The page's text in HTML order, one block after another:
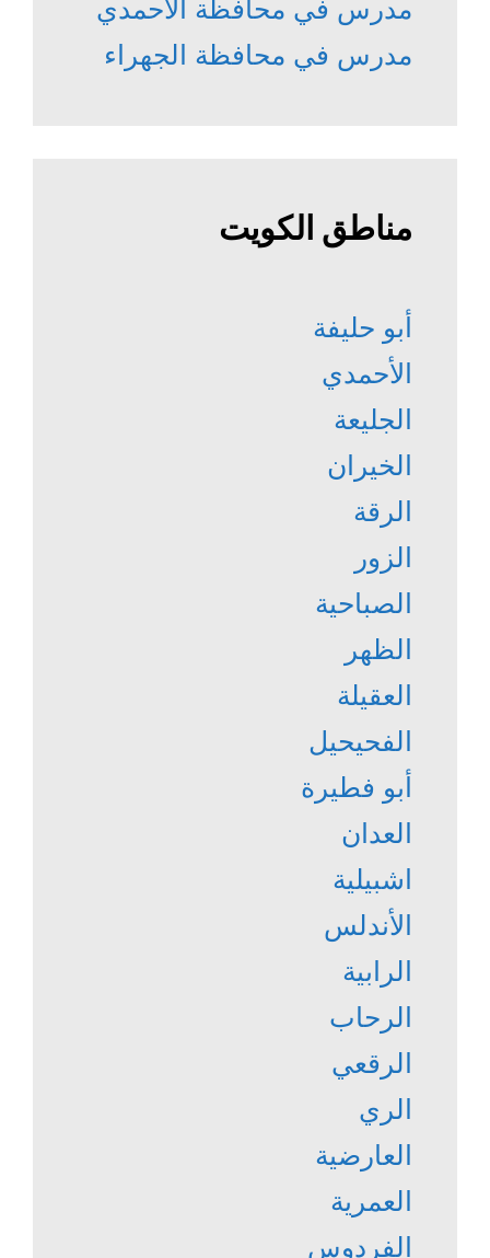
مدرس في محافظة الأحمدي
مدرس في محافظة الجهراء
مناطق الكويت
أبو حليفة
الأحمدي
الجليعة
الخيران
الرقة
الزور
الصباحية
الظهر
العقيلة
الفحيحيل
أبو فطيرة
العدان
اشبيلية
الأندلس
الرابية
الرحاب
الرقعي
الري
العارضية
العمرية
الفردوس